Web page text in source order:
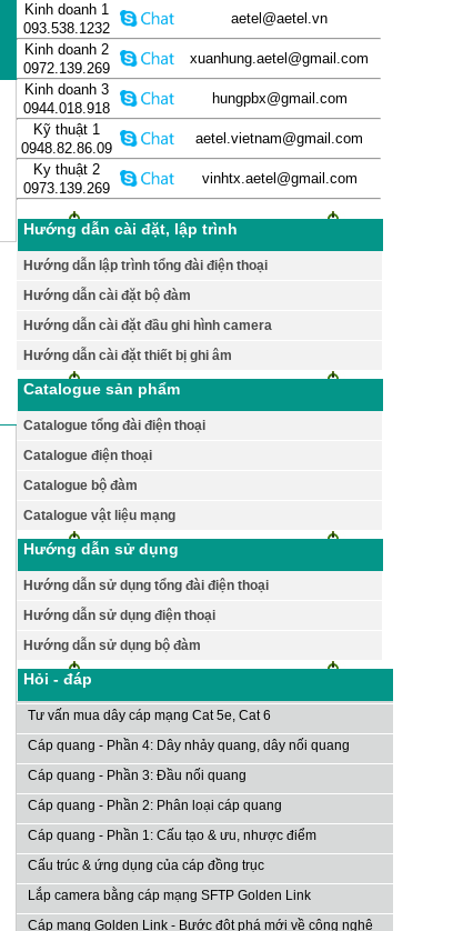
Kinh doanh 1
093.538.1232
aetel@aetel.vn
Kinh doanh 2
0972.139.269
xuanhung.aetel@gmail.com
Kinh doanh 3
0944.018.918
hungpbx@gmail.com
Kỹ thuật 1
0948.82.86.09
aetel.vietnam@gmail.com
Ky thuật 2
0973.139.269
vinhtx.aetel@gmail.com
Hướng dẫn cài đặt, lập trình
Hướng dẫn lập trình tổng đài điện thoại
Hướng dẫn cài đặt bộ đàm
Hướng dẫn cài đặt đầu ghi hình camera
Hướng dẫn cài đặt thiết bị ghi âm
Catalogue sản phẩm
Catalogue tổng đài điện thoại
Catalogue điện thoại
Catalogue bộ đàm
Catalogue vật liệu mạng
Hướng dẫn sử dụng
Hướng dẫn sử dụng tổng đài điện thoại
Hướng dẫn sử dụng điện thoại
Hướng dẫn sử dụng bộ đàm
Hỏi - đáp
Tư vấn mua dây cáp mạng Cat 5e, Cat 6
Cáp quang - Phần 4: Dây nhảy quang, dây nối quang
Cáp quang - Phần 3: Đầu nối quang
Cáp quang - Phần 2: Phân loại cáp quang
Cáp quang - Phần 1: Cấu tạo & ưu, nhược điểm
Cấu trúc & ứng dụng của cáp đồng trục
Lắp camera bằng cáp mạng SFTP Golden Link
Cáp mạng Golden Link - Bước đột phá mới về công nghệ